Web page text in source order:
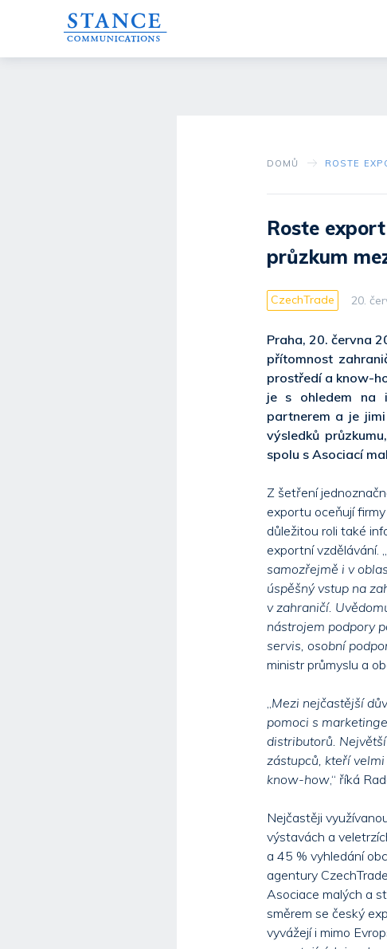
DOMŮ
Roste
průzkum
CzechTrade 20.
Praha, 20. června
přítomnost
prostředí a know-
je s ohledem na
partnerem a je
výsledků
spolu s Asociací
Z šetření
exportu oceňují
důležitou roli také
exportní vzdělávání. „
samozřejmě i v
úspěšný vstup na
v zahraničí.
nástrojem podpory
servis, osobní
ministr průmyslu a
„Mezi nejčastější
pomoci s
distributorů.
zástupců, kteří
know-how,“ říká
Nejčastěji
výstavách a
a 45 % vyhledání
agentury
Asociace malých a
směrem se český
vyvážejí i mimo